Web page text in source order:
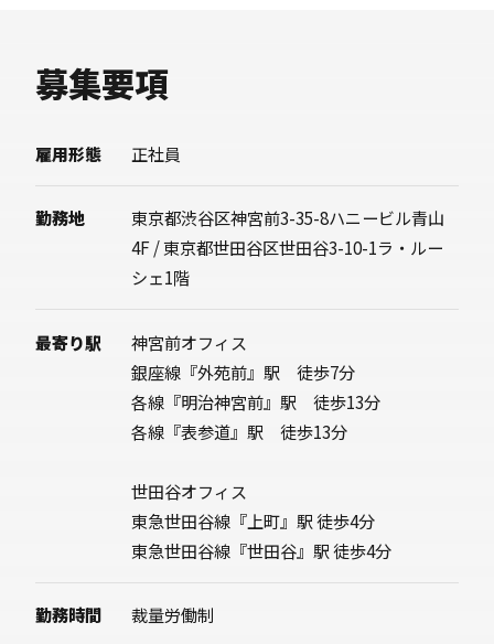
※リール、ポートフォリオ、作品を拝見させて
いただきます
・好きなことをとことん極めたい方
・大きな視野を持って、よいものを素直に取り
入れられる方
・ものづくりが好きな方
・責任感の強い方
・遠慮せず人とコミュニケーションできる方
ートをつくる」。
募集要項
雇用形態 正社員
勤務地
東京都渋谷区神宮前3-35-8ハニービル青山
4F / 東京都世田谷区世田谷3-10-1ラ・ルー
シェ1階
最寄り駅
神宮前オフィス
銀座線『外苑前』駅 徒歩7分
各線『明治神宮前』駅 徒歩13分
各線『表参道』駅 徒歩13分
世田谷オフィス
東急世田谷線『上町』駅 徒歩4分
東急世田谷線『世田谷』駅 徒歩4分
勤務時間 裁量労働制